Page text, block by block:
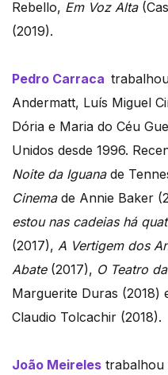
Rebello, Em Voz Alta
(2019).
Pedro Carraca
Andermatt, Luís Miguel
Dória e Maria do Céu
Unidos desde 1996.
Noite da Iguana de
Cinema de Annie Baker
estou nas cadeias há
(2017), A Vertigem dos
Abate(2017), O Teatro
Marguerite Duras (2018)
Claudio Tolcachir
João Meireles trabalhou